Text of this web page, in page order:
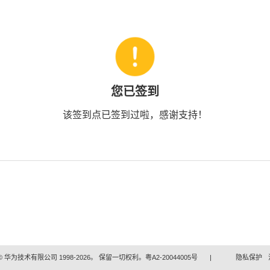
您已签到
该签到点已签到过啦，感谢支持！
华为技术有限公司 1998-2026。 保留一切权利。粤A2-20044005号 | 隐私保护